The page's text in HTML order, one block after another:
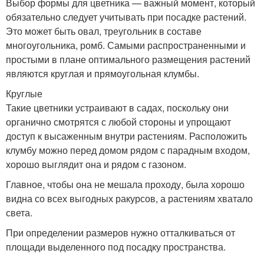
Выбор формы для цветника — важный момент, который
обязательно следует учитывать при посадке растений.
Это может быть овал, треугольник в составе
многоугольника, ромб. Самыми распространенными и
простыми в плане оптимального размещения растений
являются круглая и прямоугольная клумбы.
Круглые
Такие цветники устраивают в садах, поскольку они
органично смотрятся с любой стороны и упрощают
доступ к высаженным внутри растениям. Расположить
клумбу можно перед домом рядом с парадным входом,
хорошо выглядит она и рядом с газоном.
Главное, чтобы она не мешала проходу, была хорошо
видна со всех выгодных ракурсов, а растениям хватало
света.
При определении размеров нужно отталкиваться от
площади выделенного под посадку пространства.